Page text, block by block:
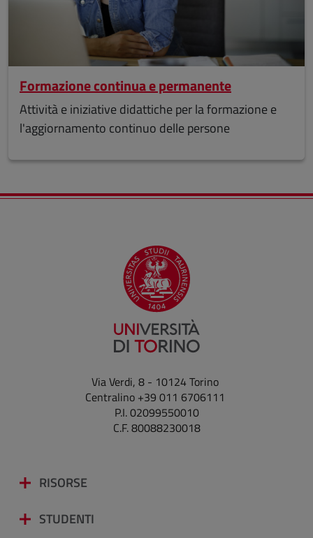
Formazione continua e permanente
Attività e iniziative didattiche per la formazione e
l'aggiornamento continuo delle persone
Via Verdi, 8 - 10124 Torino
Centralino +39 011 6706111
P.I. 02099550010
C.F. 80088230018
RISORSE
STUDENTI